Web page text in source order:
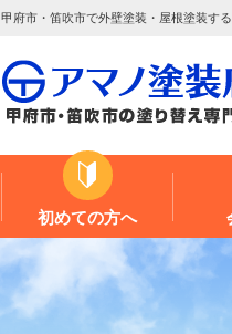
甲府市・笛吹市で外壁塗装・屋根塗装す
初めての方へ